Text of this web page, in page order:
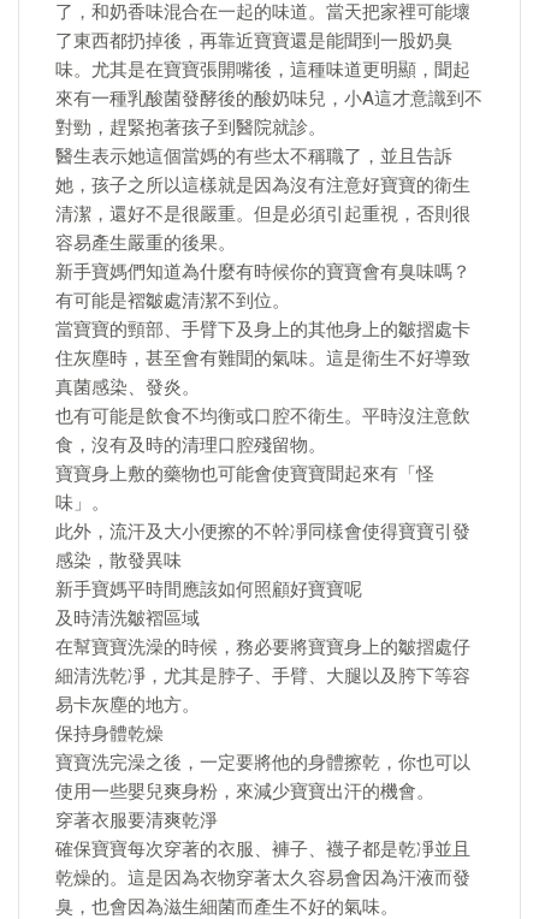
了，和奶香味混合在一起的味道。當天把家裡可能壞
了東西都扔掉後，再靠近寶寶還是能聞到一股奶臭
味。尤其是在寶寶張開嘴後，這種味道更明顯，聞起
來有一種乳酸菌發酵後的酸奶味兒，小A這才意識到不
對勁，趕緊抱著孩子到醫院就診。
醫生表示她這個當媽的有些太不稱職了，並且告訴
她，孩子之所以這樣就是因為沒有注意好寶寶的衛生
清潔，還好不是很嚴重。但是必須引起重視，否則很
容易產生嚴重的後果。
新手寶媽們知道為什麼有時候你的寶寶會有臭味嗎？
有可能是褶皺處清潔不到位。
當寶寶的頸部、手臂下及身上的其他身上的皺摺處卡
住灰塵時，甚至會有難聞的氣味。這是衛生不好導致
真菌感染、發炎。
也有可能是飲食不均衡或口腔不衛生。平時沒注意飲
食，沒有及時的清理口腔殘留物。
寶寶身上敷的藥物也可能會使寶寶聞起來有「怪
味」。
此外，流汗及大小便擦的不幹凈同樣會使得寶寶引發
感染，散發異味
新手寶媽平時間應該如何照顧好寶寶呢
及時清洗皺褶區域
在幫寶寶洗澡的時候，務必要將寶寶身上的皺摺處仔
細清洗乾凈，尤其是脖子、手臂、大腿以及胯下等容
易卡灰塵的地方。
保持身體乾燥
寶寶洗完澡之後，一定要將他的身體擦乾，你也可以
使用一些嬰兒爽身粉，來減少寶寶出汗的機會。
穿著衣服要清爽乾淨
確保寶寶每次穿著的衣服、褲子、襪子都是乾凈並且
乾燥的。這是因為衣物穿著太久容易會因為汗液而發
臭，也會因為滋生細菌而產生不好的氣味。